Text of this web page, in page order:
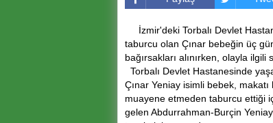
İzmir'deki Torbalı Devlet
taburcu olan Çınar bebeğin üç
bağırsakları alınırken, olayla ilgili
Torbalı Devlet Hastanesinde
Çınar Yeniay isimli bebek,
muayene etmeden taburcu ettiği
gelen Abdurrahman-Burçin